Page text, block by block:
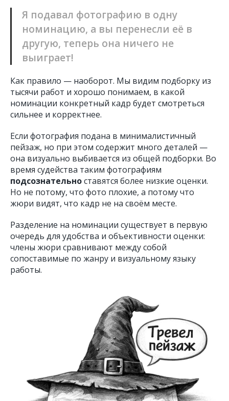
Я подавал фотографию в одну
номинацию, а вы перенесли её в
другую, теперь она ничего не
выиграет!
Как правило — наоборот. Мы видим подборку из
тысячи работ и хорошо понимаем, в какой
номинации конкретный кадр будет смотреться
сильнее и корректнее.
Если фотография подана в минималистичный
пейзаж, но при этом содержит много деталей —
она визуально выбивается из общей подборки. Во
время судейства таким фотографиям
подсознательноставятся более низкие оценки.
Но не потому, что фото плохие, а потому что
жюри видят, что кадр не на своём месте.
Разделение на номинации существует в первую
очередь для удобства и объективности оценки:
члены жюри сравнивают между собой
сопоставимые по жанру и визуальному языку
работы.